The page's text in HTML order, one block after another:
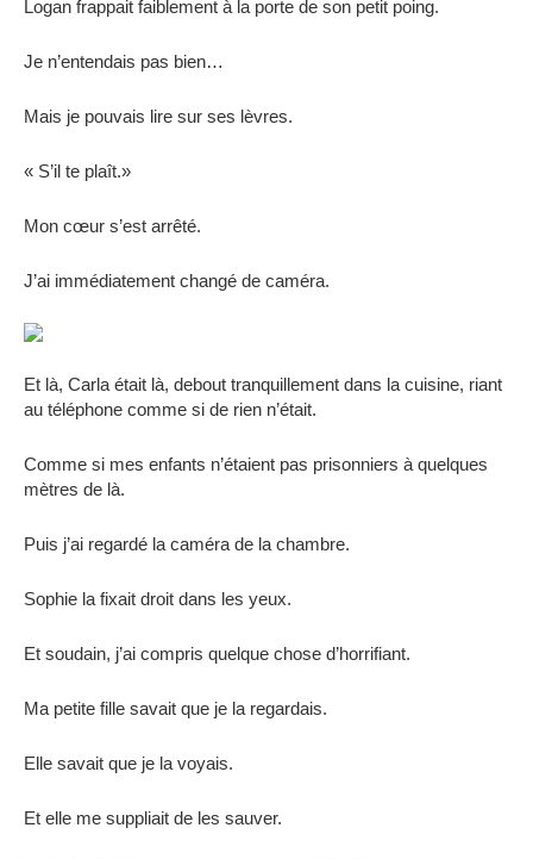
Logan frappait faiblement à la porte de son petit poing.
Je n’entendais pas bien…
Mais je pouvais lire sur ses lèvres.
« S’il te plaît.»
Mon cœur s’est arrêté.
J’ai immédiatement changé de caméra.
Et là, Carla était là, debout tranquillement dans la cuisine, riant
au téléphone comme si de rien n’était.
Comme si mes enfants n’étaient pas prisonniers à quelques
mètres de là.
Puis j’ai regardé la caméra de la chambre.
Sophie la fixait droit dans les yeux.
Et soudain, j’ai compris quelque chose d’horrifiant.
Ma petite fille savait que je la regardais.
Elle savait que je la voyais.
Et elle me suppliait de les sauver.